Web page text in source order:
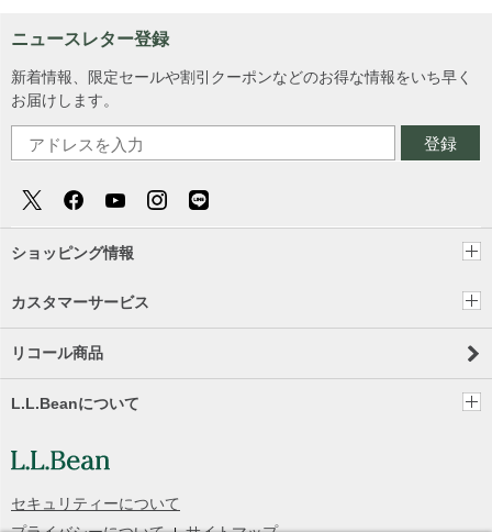
ニュースレター登録
新着情報、限定セールや割引クーポンなどのお得な情報をいち早く
お届けします。
登録
ショッピング情報
カスタマーサービス
リコール商品
L.L.Beanについて
セキュリティーについて